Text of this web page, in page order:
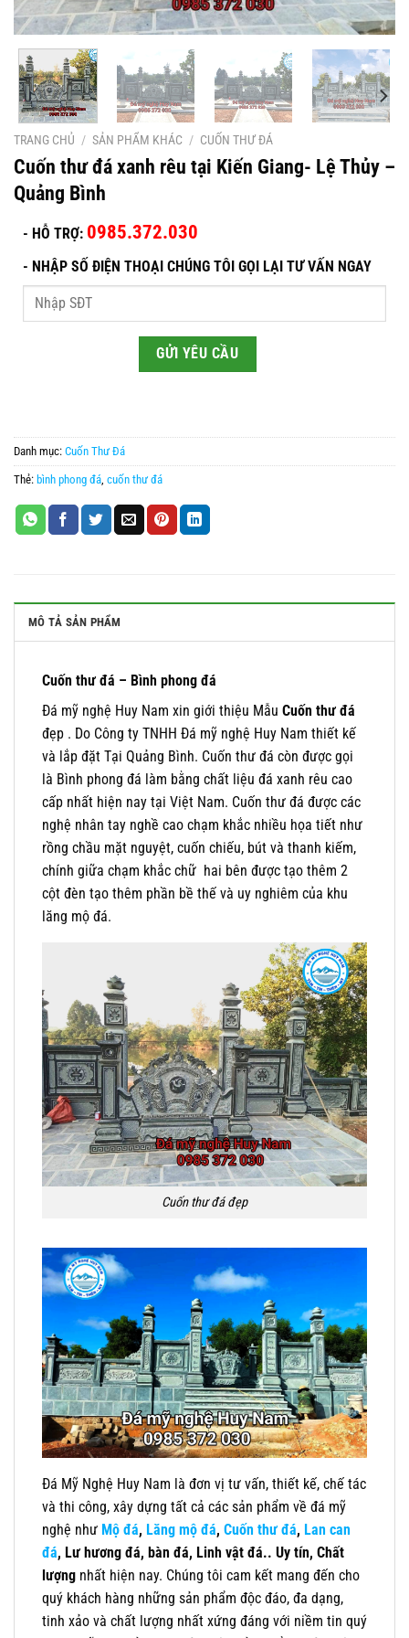
TRANG CHỦ / SẢN PHẨM KHÁC / CUỐN THƯ ĐÁ
Cuốn thư đá xanh rêu tại Kiến Giang- Lệ Thủy –
Quảng Bình
- HỖ TRỢ: 0985.372.030
- NHẬP SỐ ĐIỆN THOẠI CHÚNG TÔI GỌI LẠI TƯ VẤN NGAY
Danh mục: Cuốn Thư Đá
Thẻ: bình phong đá cuốn thư đá
MÔ TẢ SẢN PHẨM
Cuốn thư đá – Bình phong đá
Đá mỹ nghệ Huy Nam xin giới thiệu Mẫu Cuốn thư đá
đẹp . Do Công ty TNHH Đá mỹ nghệ Huy Nam thiết kế
và lắp đặt Tại Quảng Bình. Cuốn thư đá còn được gọi
là Bình phong đá làm bằng chất liệu đá xanh rêu cao
cấp nhất hiện nay tại Việt Nam. Cuốn thư đá được các
nghệ nhân tay nghề cao chạm khắc nhiều họa tiết như
rồng chầu mặt nguyệt, cuốn chiếu, bút và thanh kiếm,
chính giữa chạm khắc chữ hai bên được tạo thêm 2
cột đèn tạo thêm phần bề thế và uy nghiêm của khu
lăng mộ đá.
Cuốn thư đá đẹp
Đá Mỹ Nghệ Huy Nam là đơn vị tư vấn, thiết kế, chế tác
và thi công, xây dựng tất cả các sản phẩm về đá mỹ
nghệ như Mộ đá, Lăng mộ đá, Cuốn thư đá, Lan can
đá, Lư hương đá, bàn đá, Linh vật đá.. Uy tín, Chất
lượng nhất hiện nay. Chúng tôi cam kết mang đến cho
quý khách hàng những sản phẩm độc đáo, đa dạng,
tinh xảo và chất lượng nhất xứng đáng với niềm tin quý